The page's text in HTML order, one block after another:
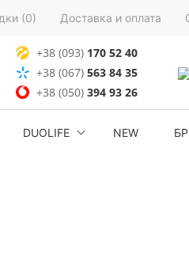
(0) Доставка и оплата
+38 (093) 170 52 40
+38 (067) 563 84 35
+38 (050)394 93 26
DUOLIFE NEW